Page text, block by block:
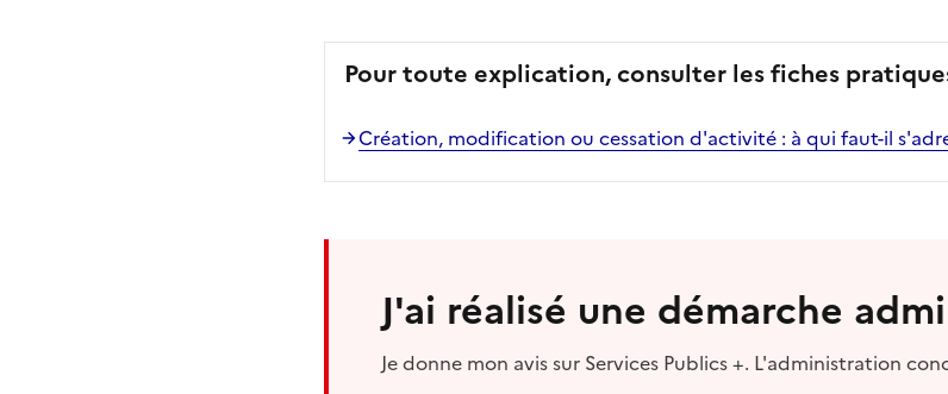
Pour toute explication, consulter les fiches
Création, modification ou cessation d'activité : à qui faut-il
J'ai réalisé une démarche
Je donne mon avis sur Services Publics +. L'administration